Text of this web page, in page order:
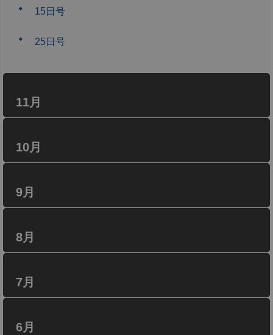
15日号
25日号
11月
10月
9月
8月
7月
6月